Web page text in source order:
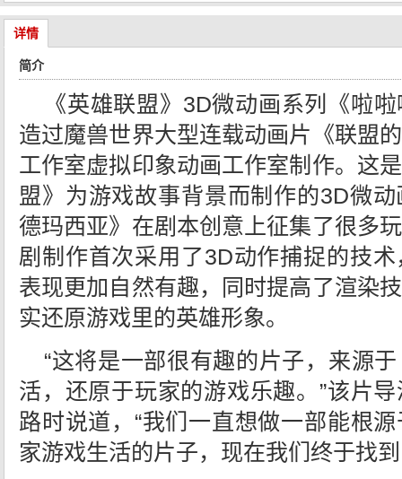
详情
简介
《英雄联盟》3D微动画系列《啦
造过魔兽世界大型连载动画片《联盟
工作室虚拟印象动画工作室制作。这
盟》为游戏故事背景而制作的3D微
德玛西亚》在剧本创意上征集了很多
剧制作首次采用了3D动作捕捉的技
表现更加自然有趣，同时提高了渲染
实还原游戏里的英雄形象。
“这将是一部很有趣的片子，来源
活，还原于玩家的游戏乐趣。”该片
路时说道，“我们一直想做一部能根
家游戏生活的片子，现在我们终于找到